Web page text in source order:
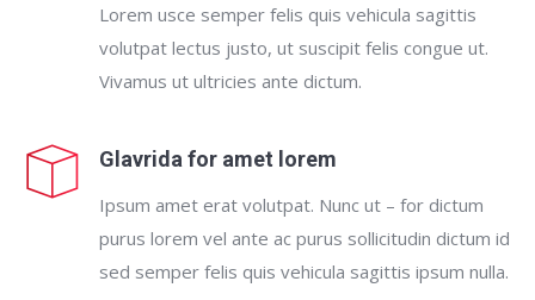
Lorem usce semper felis quis vehicula sagittis
volutpat lectus justo, ut suscipit felis congue ut.
Vivamus ut ultricies ante dictum.
Glavrida for amet lorem
Ipsum amet erat volutpat. Nunc ut – for dictum
purus lorem vel ante ac purus sollicitudin dictum id
sed semper felis quis vehicula sagittis ipsum nulla.